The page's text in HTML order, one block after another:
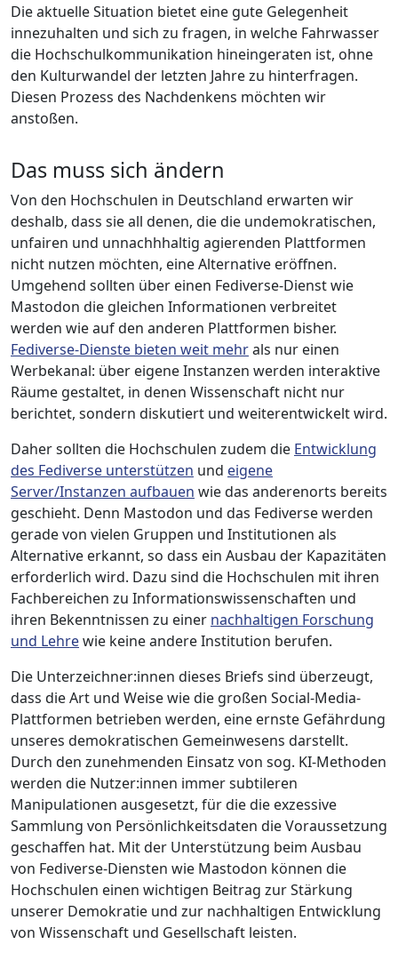
Die aktuelle Situation bietet eine gute Gelegenheit
innezuhalten und sich zu fragen, in welche Fahrwasser
die Hochschulkommunikation hineingeraten ist, ohne
den Kulturwandel der letzten Jahre zu hinterfragen.
Diesen Prozess des Nachdenkens möchten wir
anstoßen.
Das muss sich ändern
Von den Hochschulen in Deutschland erwarten wir
deshalb, dass sie all denen, die die undemokratischen,
unfairen und unnachhhaltig agierenden Plattformen
nicht nutzen möchten, eine Alternative eröffnen.
Umgehend sollten über einen Fediverse-Dienst wie
Mastodon die gleichen Informationen verbreitet
werden wie auf den anderen Plattformen bisher.
Fediverse-Dienste bieten weit mehrals nur einen
Werbekanal: über eigene Instanzen werden interaktive
Räume gestaltet, in denen Wissenschaft nicht nur
berichtet, sondern diskutiert und weiterentwickelt wird.
Daher sollten die Hochschulen zudem die Entwicklung
des Fediverse unterstützen und eigene
Server/Instanzen aufbauen wie das anderenorts bereits
geschieht. Denn Mastodon und das Fediverse werden
gerade von vielen Gruppen und Institutionen als
Alternative erkannt, so dass ein Ausbau der Kapazitäten
erforderlich wird. Dazu sind die Hochschulen mit ihren
Fachbereichen zu Informationswissenschaften und
ihren Bekenntnissen zu einer nachhaltigen Forschung
und Lehrewie keine andere Institution berufen.
Die Unterzeichner:innen dieses Briefs sind überzeugt,
dass die Art und Weise wie die großen Social-Media-
Plattformen betrieben werden, eine ernste Gefährdung
unseres demokratischen Gemeinwesens darstellt.
Durch den zunehmenden Einsatz von sog. KI-Methoden
werden die Nutzer:innen immer subtileren
Manipulationen ausgesetzt, für die die exzessive
Sammlung von Persönlichkeitsdaten die Voraussetzung
geschaffen hat. Mit der Unterstützung beim Ausbau
von Fediverse-Diensten wie Mastodon können die
Hochschulen einen wichtigen Beitrag zur Stärkung
unserer Demokratie und zur nachhaltigen Entwicklung
von Wissenschaft und Gesellschaft leisten.